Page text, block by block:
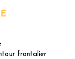
frontalier